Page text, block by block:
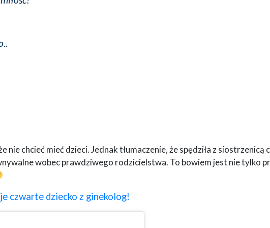
nie chcieć mieć dzieci. Jednak tłumaczenie, że spędziła z siostrzenicą
wobec prawdziwego rodzicielstwa. To bowiem jest nie tylko
czwarte dziecko z ginekolog!